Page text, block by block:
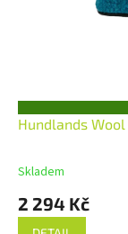
Hundlands
Skladem
2 294 Kč